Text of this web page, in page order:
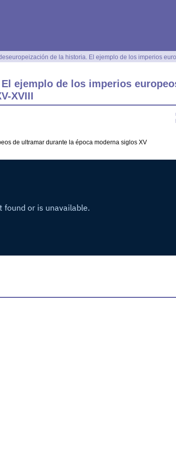
de la historia. El ejemplo de los imperios
ejemplo de los imperios
XVIII
de ultramar durante la época moderna siglos XV